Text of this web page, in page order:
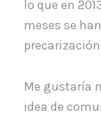
lo que en
meses se
Me gustaría
idea de